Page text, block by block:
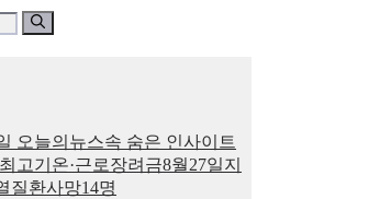
오늘의뉴스속 숨은 인사이트
고기온·근로장려금8월27일지
질환사망14명